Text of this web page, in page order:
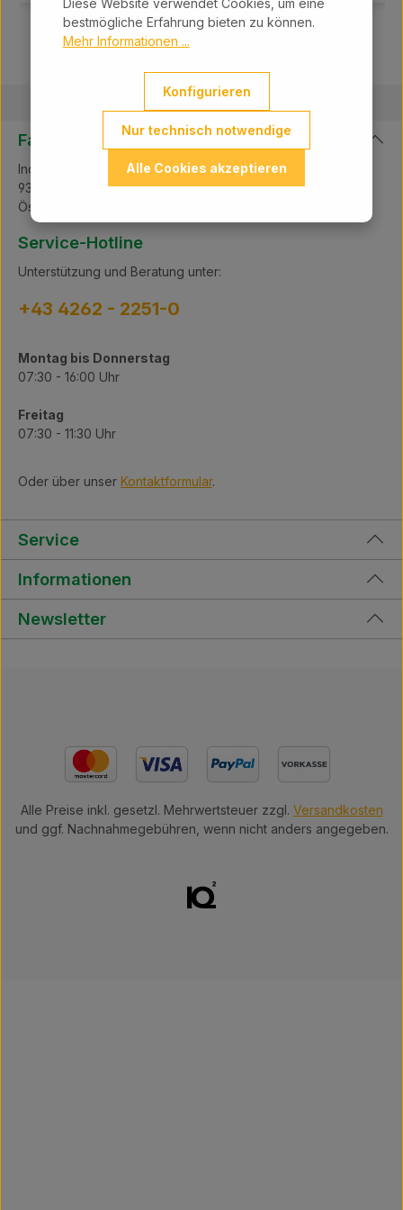
Farmland GmbH
Industriepark Süd B12
9330 Althofen
Österreich
Service-Hotline
Unterstützung und Beratung unter:
+43 4262 - 2251-0
Montag bis Donnerstag
07:30 - 16:00 Uhr
Freitag
07:30 - 11:30 Uhr
Oder über unser Kontaktformular.
Service
Informationen
Newsletter
Alle Preise inkl. gesetzl. Mehrwertsteuer zzgl. Versandkosten
und ggf. Nachnahmegebühren, wenn nicht anders angegeben.
bestmögliche Erfahrung bieten zu können.
Mehr Informationen ...
Nur technisch notwendige
Konfigurieren
Alle Cookies akzeptieren